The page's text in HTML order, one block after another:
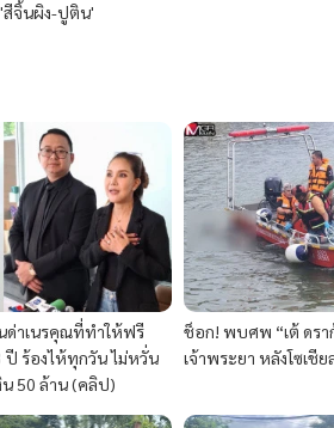
จิ้นผิง-ปูติน'
ด่าเนรคุณที่ทำให้ฟรี
ร้องไห้ทุกวัน ไม่หวั่น
50 ล้าน (คลิป)
ช็อก! พบศพ “เต้ ดรา
เจ้าพระยา หลังโซเชี